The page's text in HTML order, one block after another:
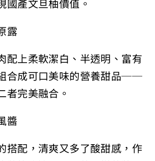
露
配上柔軟潔白、半透明、富有
合成可口美味的營養甜品──
完美融合。
醬
配，清爽又多了酸甜感，作